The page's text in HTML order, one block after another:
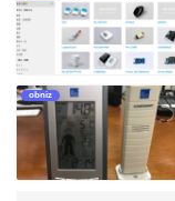
obniz